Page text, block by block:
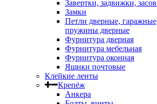
Завертки, задвижки,
Замки
Петли дверные,
пружины дверные
Фурнитура дверная
Фурнитура мебельная
Фурнитура оконная
Ящики почтовые
Клейкие ленты
Крепёж
Анкера